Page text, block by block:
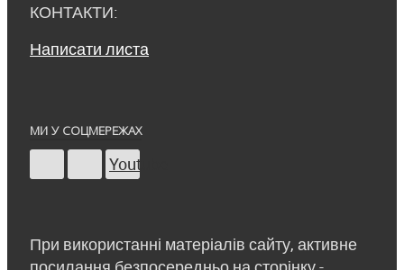
КОНТАКТИ:
Написати листа
МИ У СОЦМЕРЕЖАХ
Youtube
При використанні матеріалів сайту, активне